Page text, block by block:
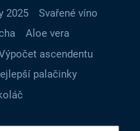
2025
Svařené víno
Aloe vera
ascendentu
palačinky